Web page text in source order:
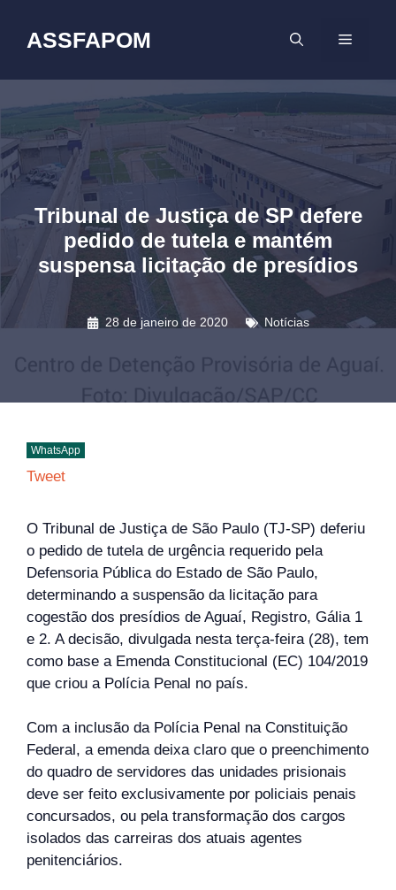
conteúdo
ASSFAPOM MENU
Tribunal de Justiça de SP defere
pedido de tutela e mantém
suspensa licitação de presídios
28 de janeiro de 2020 Notícias
WhatsApp
Tweet
O Tribunal de Justiça de São Paulo (TJ-SP) deferiu
o pedido de tutela de urgência requerido pela
Defensoria Pública do Estado de São Paulo,
determinando a suspensão da licitação para
cogestão dos presídios de Aguaí, Registro, Gália 1
e 2. A decisão, divulgada nesta terça-feira (28), tem
como base a Emenda Constitucional (EC) 104/2019
que criou a Polícia Penal no país.
Com a inclusão da Polícia Penal na Constituição
Federal, a emenda deixa claro que o preenchimento
do quadro de servidores das unidades prisionais
deve ser feito exclusivamente por policiais penais
concursados, ou pela transformação dos cargos
isolados das carreiras dos atuais agentes
penitenciários.